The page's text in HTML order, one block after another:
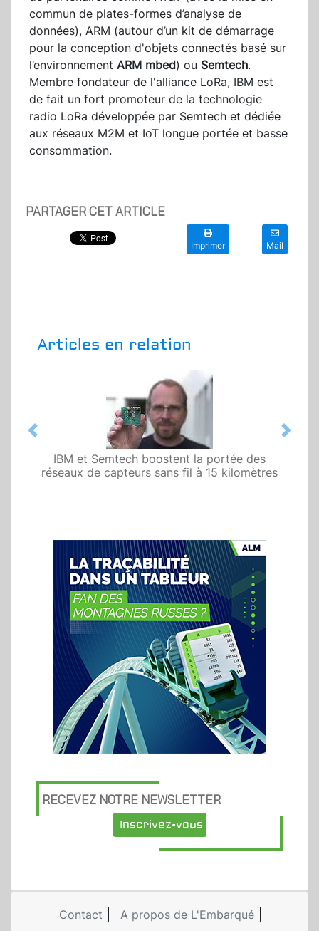
commun de plates-formes d’analyse de
données), ARM (autour d’un kit de démarrage
pour la conception d'objets connectés basé sur
l’environnement ARM mbed) ou Semtech.
Membre fondateur de l'alliance LoRa, IBM est
de fait un fort promoteur de la technologie
radio LoRa développée par Semtech et dédiée
aux réseaux M2M et IoT longue portée et basse
consommation.
PARTAGER CET ARTICLE
Imprimer Mail
Articles en relation
IBM et Semtech boostent la portée des
réseaux de capteurs sans fil à 15 kilomètres
Previous Next
RECEVEZ NOTRE NEWSLETTER
Inscrivez-vous
Contact A propos de L'Embarqué